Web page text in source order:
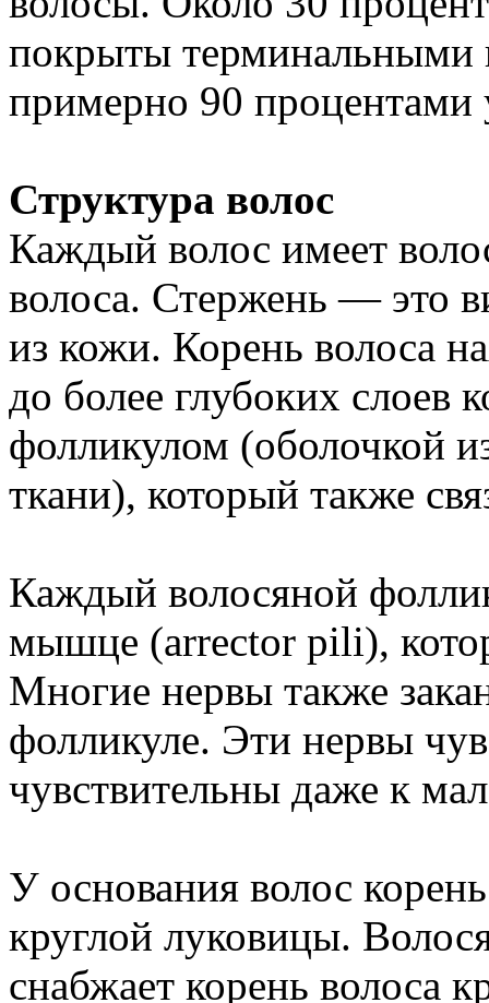
покрыты терминальными
примерно 90
Структура волос
Каждый волос имеет
волоса. Стержень — это
из кожи. Корень волоса
до более глубоких
фолликулом (оболочкой
ткани), который также
Каждый волосяной
мышце (arrector pili),
Многие нервы также
фолликуле. Эти нервы
чувствительны даже к
У основания волос
круглой луковицы.
снабжает корень волоса